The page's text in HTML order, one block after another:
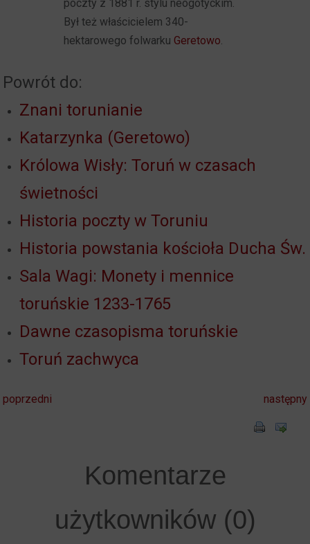
poczty z 1881 r. stylu neogotyckim.
Był też właścicielem 340-
hektarowego folwarku Geretowo.
Powrót do:
Znani torunianie
Katarzynka (Geretowo)
Królowa Wisły: Toruń w czasach
świetności
Historia poczty w Toruniu
Historia powstania kościoła Ducha Św.
Sala Wagi: Monety i mennice
toruńskie 1233-1765
Dawne czasopisma toruńskie
Toruń zachwyca
poprzedni następny
Komentarze
użytkowników (0)